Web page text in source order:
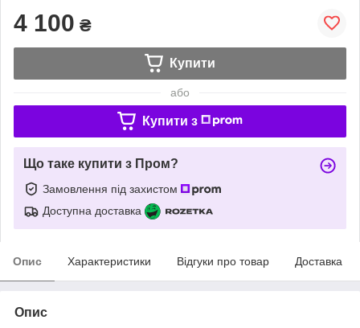
4 100 ₴
Купити
або
Купити з
Що таке купити з Пром?
Замовлення під захистом
Доступна доставка
Опис Характеристики Відгуки про товар Доставка
Опис